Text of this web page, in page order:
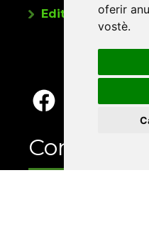
oferir
vostè.
Editorials
Contacte